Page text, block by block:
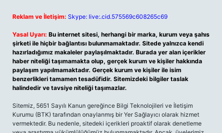
Reklam ve İletişim: Skype: live:.cid.575569c608265c69
Yasal Uyarı: Bu internet sitesi, herhangi bir marka, kurum veya şahıs
şirketi ile hiçbir bağlantısı bulunmamaktadır. Sitede yalnızca kendi
hazırladığımız makaleler paylaşılmaktadır. Burada yer alan içerikler
haber niteliği taşımamakta olup, gerçek kurum ve kişiler hakkında
paylaşım yapılmamaktadır. Gerçek kurum ve kişiler ile isim
benzerlikleri tamamen tesadüfidir. Sitemizdeki bilgiler taslak
halindedir ve tavsiye niteliği taşımazlar.
Sitemiz, 5651 Sayılı Kanun gereğince Bilgi Teknolojileri ve İletişim
Kurumu (BTK) tarafından onaylanmış bir Yer Sağlayıcı olarak hizmet
vermektedir. Bu nedenle, sitedeki içerikleri proaktif olarak denetleme